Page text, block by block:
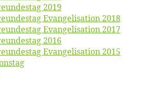
2019
Evan­ge­li­sa­ti­on 2018
Evan­ge­li­sa­ti­on 2017
2016
Evan­ge­li­sa­ti­on 2015